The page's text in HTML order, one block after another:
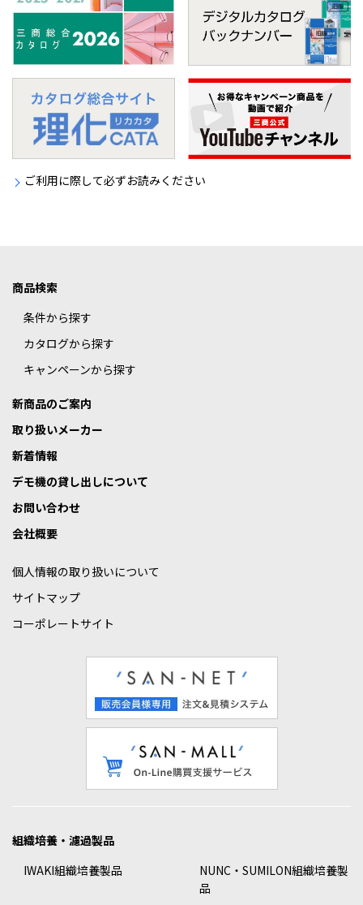
ご利用に際して必ずお読みください
商品検索
条件から探す
カタログから探す
キャンペーンから探す
新商品のご案内
取り扱いメーカー
新着情報
デモ機の貸し出しについて
お問い合わせ
会社概要
個人情報の取り扱いについて
サイトマップ
コーポレートサイト
組織培養・濾過製品
IWAKI組織培養製品
NUNC・SUMILON組織培養製
品